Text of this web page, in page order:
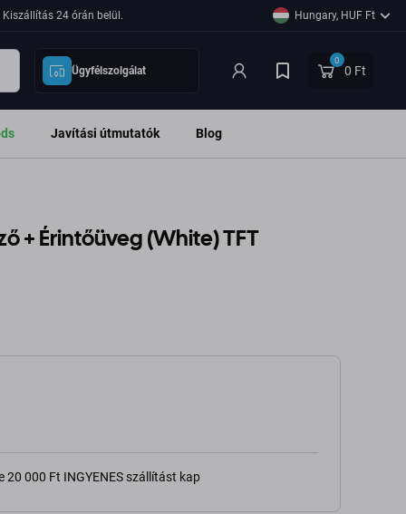
24 órán belül. Hungary, HUF Ft
Ügyfélszolgálat
0
0 Ft
Javítási útmutatók Blog
+ Érintőüveg (White) TFT
20 000 Ft INGYENES szállítást kap